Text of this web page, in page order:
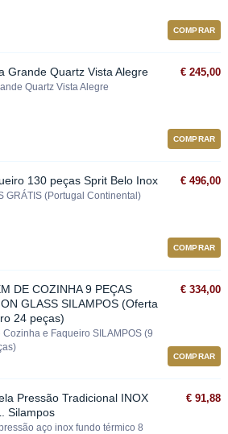
COMPRAR
Grande Quartz Vista Alegre
Quartz Vista Alegre
€ 245,00
COMPRAR
130 peças Sprit Belo Inox
GRÁTIS (Portugal Continental)
€ 496,00
COMPRAR
DE COZINHA 9 PEÇAS
GLASS SILAMPOS (Oferta
24 peças)
Cozinha e Faqueiro SILAMPOS (9
€ 334,00
COMPRAR
Pressão Tradicional INOX
Silampos
aço inox fundo térmico 8
€ 91,88